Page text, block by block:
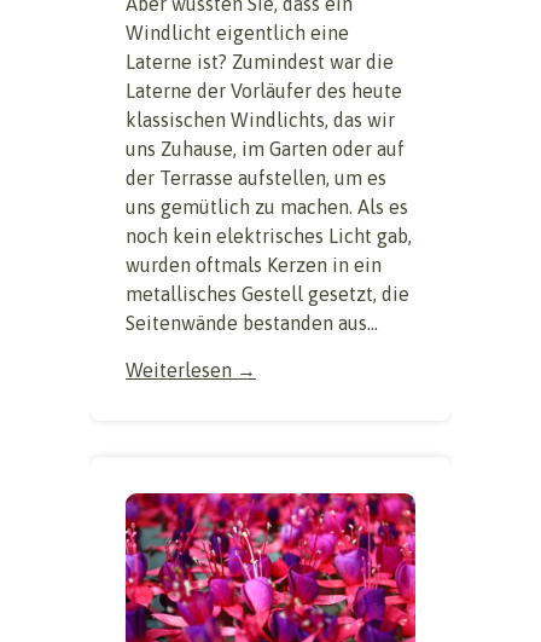
Windlicht eigentlich eine
Laterne ist? Zumindest war die
Laterne der Vorläufer des heute
klassischen Windlichts, das wir
uns Zuhause, im Garten oder auf
der Terrasse aufstellen, um es
uns gemütlich zu machen. Als es
noch kein elektrisches Licht gab,
wurden oftmals Kerzen in ein
metallisches Gestell gesetzt, die
Seitenwände bestanden aus...
Weiterlesen →